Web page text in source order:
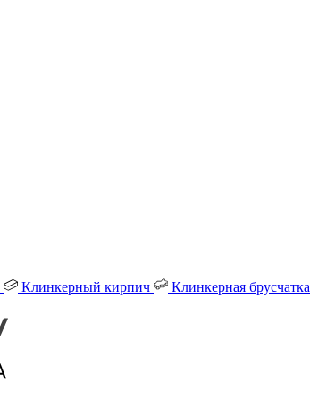
Клинкерный кирпич Клинкерная брусчатка